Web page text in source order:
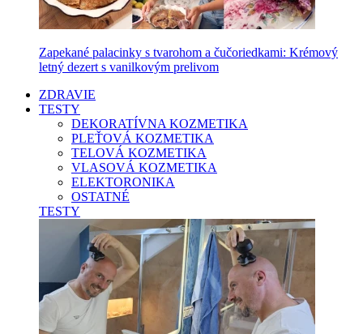
Zapekané palacinky s tvarohom a čučoriedkami: Krémový
letný dezert s vanilkovým prelivom
ZDRAVIE
TESTY
DEKORATÍVNA KOZMETIKA
PLEŤOVÁ KOZMETIKA
TELOVÁ KOZMETIKA
VLASOVÁ KOZMETIKA
ELEKTORONIKA
OSTATNÉ
TESTY